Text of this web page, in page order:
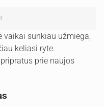
vaikai sunkiau užmiega,
keliasi ryte.
prie naujos